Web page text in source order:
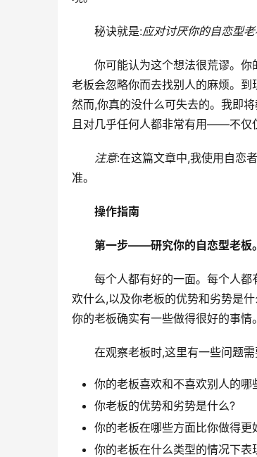
秘诀就是:应对讨厌你的自恋型
你可能认为这个想法很荒谬。
老板会忽略你而去找别人的麻烦。
然而,你真的没什么可失去的。我即
且对几乎任何人都非常有用——不仅
注意:在这篇文章中,我使用自恋
准。
操作指南
第一步——研究你的自恋型老板。
每个人都有好的一面。每个人
欢什么,以及你老板的优势和劣势是
你的老板确实有一些做得很好的事情
在观察老板时,这里有一些问题
你的老板喜欢和不喜欢别人的哪
你老板的优势和劣势是什么?
你的老板在哪些方面比你做得更
你的老板在什么类型的情况下表